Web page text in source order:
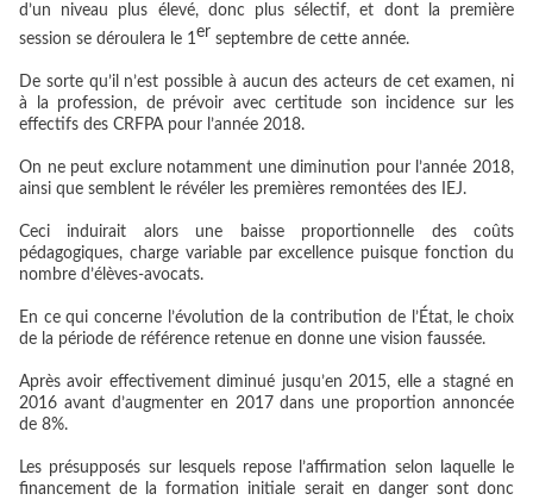
d’un niveau plus élevé, donc plus sélectif, et dont la première
session se déroulera le 1er septembre de cette année.
De sorte qu’il n’est possible à aucun des acteurs de cet examen, ni
à la profession, de prévoir avec certitude son incidence sur les
effectifs des CRFPA pour l’année 2018.
On ne peut exclure notamment une diminution pour l’année 2018,
ainsi que semblent le révéler les premières remontées des IEJ.
Ceci induirait alors une baisse proportionnelle des coûts
pédagogiques, charge variable par excellence puisque fonction du
nombre d’élèves-avocats.
En ce qui concerne l’évolution de la contribution de l’État, le choix
de la période de référence retenue en donne une vision faussée.
Après avoir effectivement diminué jusqu’en 2015, elle a stagné en
2016 avant d’augmenter en 2017 dans une proportion annoncée
de 8%.
Les présupposés sur lesquels repose l’affirmation selon laquelle le
financement de la formation initiale serait en danger sont donc